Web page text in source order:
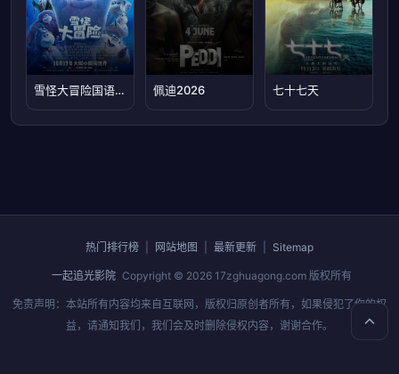
雪怪大冒险国语4K 佩迪2026 七十七天
热门排行榜 网站地图 最新更新 Sitemap
一起追光影院 Copyright © 2026 17zghuagong.com 版权所有
免责声明：本站所有内容均来自互联网，版权归原创者所有，如果侵犯了你的权
益，请通知我们，我们会及时删除侵权内容，谢谢合作。